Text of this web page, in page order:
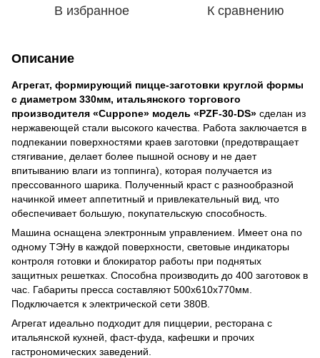
В избранное К сравнению
Описание
Агрегат, формирующий пицце-заготовки круглой формы
с диаметром 330мм, итальянского торгового
производителя «Cuppone» модель «PZF-30-DS» сделан из
нержавеющей стали высокого качества. Работа заключается в
подпекании поверхностями краев заготовки (предотвращает
стягивание, делает более пышной основу и не дает
впитыванию влаги из топпинга), которая получается из
прессованного шарика. Полученный краст с разнообразной
начинкой имеет аппетитный и привлекательный вид, что
обеспечивает большую, покупательскую способность.
Машина оснащена электронным управлением. Имеет она по
одному ТЭНу в каждой поверхности, световые индикаторы
контроля готовки и блокиратор работы при поднятых
защитных решетках. Способна производить до 400 заготовок в
час. Габариты пресса составляют 500х610х770мм.
Подключается к электрической сети 380В.
Агрегат идеально подходит для пиццерии, ресторана с
итальянской кухней, фаст-фуда, кафешки и прочих
гастрономических заведений.